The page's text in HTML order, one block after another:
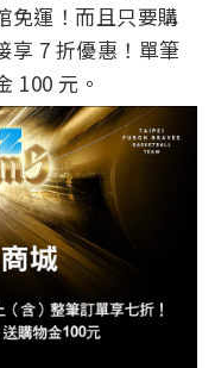
免運！而且只要購
享 7 折優惠！單筆
100 元。